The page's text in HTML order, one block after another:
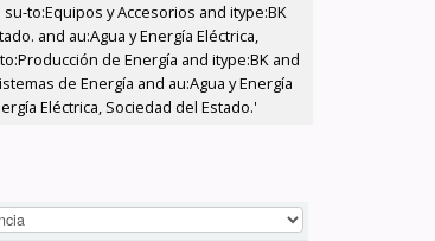
to:Equipos y Accesorios and itype:BK
and au:Agua y Energía Eléctrica,
de Energía and itype:BK and
de Energía and au:Agua y Energía
Eléctrica, Sociedad del Estado.'